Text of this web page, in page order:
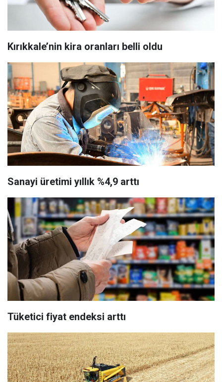
Kırıkkale’nin kira oranları belli oldu
Sanayi üretimi yıllık %4,9 arttı
Tüketici fiyat endeksi arttı